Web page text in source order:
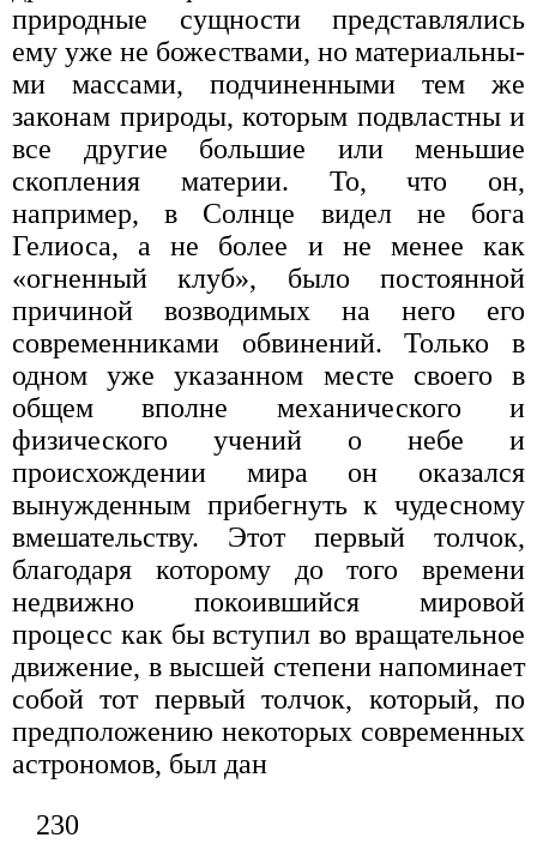
природные сущности представлялись
ему уже не божествами, но материальны­
ми массами, подчиненными тем же
законам природы, которым подвластны и
все другие большие или мень­шие
скопления материи. То, что он,
например, в Сол­нце видел не бога
Гелиоса, а не более и не менее как
«огненный клуб», было постоянной
причиной возво­димых на него его
современниками обвинений. Толь­ко в
одном уже указанном месте своего в
общем впол­не механического и
физического учений о небе и
происхождении мира он оказался
вынужденным при­бегнуть к чудесному
вмешательству. Этот первый тол­чок,
благодаря которому до того времени
недвижно покоившийся мировой
процесс как бы вступил во вра­щательное
движение, в высшей степени напоминает
собой тот первый толчок, который, по
предположе­нию некоторых современных
астрономов, был дан
230